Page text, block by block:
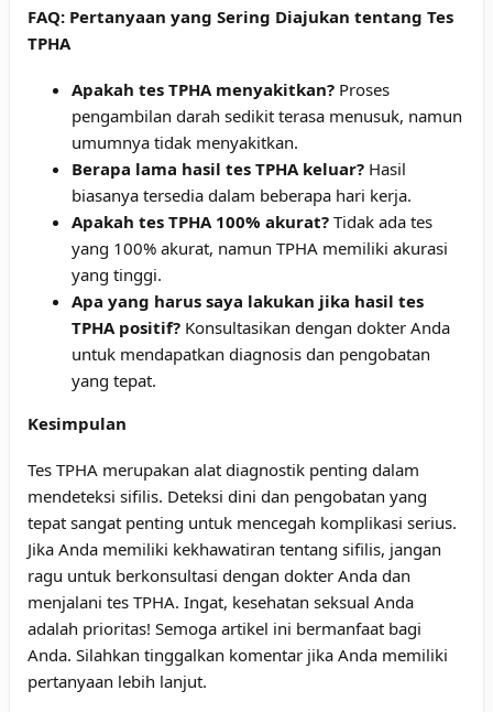
FAQ: Pertanyaan yang Sering Diajukan tentang Tes
TPHA
Apakah tes TPHA menyakitkan? Proses
pengambilan darah sedikit terasa menusuk, namun
umumnya tidak menyakitkan.
Berapa lama hasil tes TPHA keluar? Hasil
biasanya tersedia dalam beberapa hari kerja.
Apakah tes TPHA 100% akurat? Tidak ada tes
yang 100% akurat, namun TPHA memiliki akurasi
yang tinggi.
Apa yang harus saya lakukan jika hasil tes
TPHA positif? Konsultasikan dengan dokter Anda
untuk mendapatkan diagnosis dan pengobatan
yang tepat.
Kesimpulan
Tes TPHA merupakan alat diagnostik penting dalam
mendeteksi sifilis. Deteksi dini dan pengobatan yang
tepat sangat penting untuk mencegah komplikasi serius.
Jika Anda memiliki kekhawatiran tentang sifilis, jangan
ragu untuk berkonsultasi dengan dokter Anda dan
menjalani tes TPHA. Ingat, kesehatan seksual Anda
adalah prioritas! Semoga artikel ini bermanfaat bagi
Anda. Silahkan tinggalkan komentar jika Anda memiliki
pertanyaan lebih lanjut.